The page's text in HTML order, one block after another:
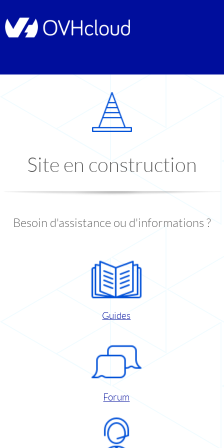
Site en construction
Besoin d'assistance ou d'informations ?
Guides
Forum